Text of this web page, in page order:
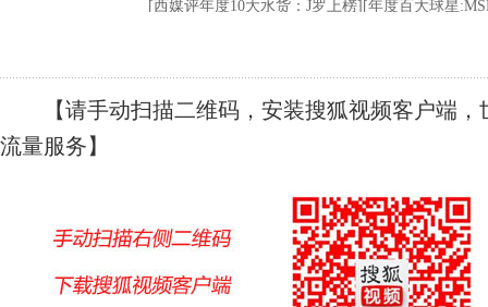
【请手动扫描二维码，安装搜狐视频客户端，
流量服务】